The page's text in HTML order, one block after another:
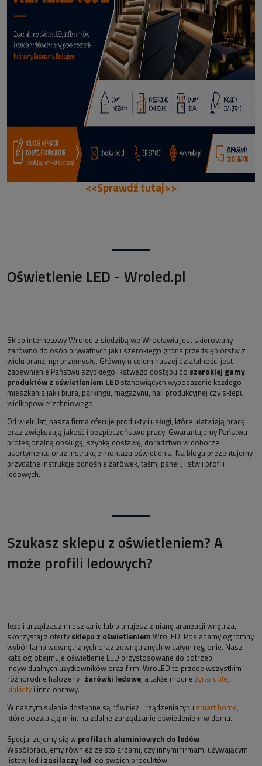
114,50 zł
DODAJ DO KOSZYKA
<<Sprawdź tutaj>>
Oświetlenie LED - Wroled.pl
Sklep internetowy Wroled z siedzibą we Wrocławiu jest skierowany
zarówno do osób prywatnych jak i szerokiego grona przedsiębiorstw z
wielu branż, np: przemysłu. Głównym celem naszej działalności jest
zapewnienie Państwu szybkiego i łatwego dostępu do szerokiej gamy
produktów z oświetleniem LED stanowiących wyposażenie każdego
mieszkania jak i biura, parkingu, magazynu, hali produkcyjnej czy sklepu
wielkopowierzchniowego.
Od wielu lat, nasza firma oferuje produkty i usługi, które ułatwiają pracę
oraz zwiększają jakość i bezpieczeństwo pracy. Gwarantujemy Państwu
profesjonalną obsługę, szybką dostawę, doradztwo w doborze
asortymentu oraz instrukcje montażu oświetlenia. Na blogu prezentujemy
przydatne instrukcje odnośnie żarówek, taśm, paneli, listw i profili
ledowych.
Szukasz sklepu z oświetleniem? A
może profili ledowych?
Jeżeli urządzasz mieszkanie lub planujesz zmianę aranżacji wnętrza,
skorzystaj z oferty sklepu z oświetleniem WroLED. Posiadamy ogromny
wybór lamp wewnętrznych oraz zewnętrznych w całym regionie. Nasz
katalog obejmuje oświetlenie LED przystosowane do potrzeb
indywidualnych użytkowników oraz firm. WroLED to przede wszystkim
różnorodne halogeny i żarówki ledowe, a także modne żyrandole,
kinkiety i inne oprawy.
W naszym sklepie dostępne są również urządzenia typu smart home,
które pozwalają m.in. na zdalne zarządzanie oświetleniem w domu.
Specjalizujemy się w profilach aluminiowych do ledów .
Współpracujemy również ze stolarzami, czy innymi firmami używającymi
listew led i zasilaczy led do swoich produktów.